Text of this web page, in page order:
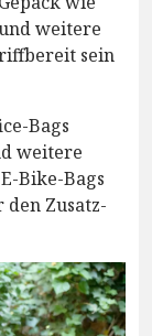
weitere
sein
Bags
weitere
Bike-Bags
Zusatz-